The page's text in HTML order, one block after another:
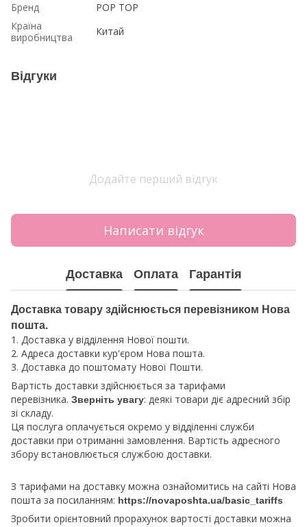
Бренд
POP TOP
Країна
виробництва
Китай
Відгуки
Додайте перший відгук
Написати відгук
Доставка Оплата Гарантія
Доставка товару здійснюється перевізником Нова
пошта.
1. Доставка у відділення Нової пошти.
2. Адреса доставки кур'єром Нова пошта.
3. Доставка до поштомату Нової Пошти.
Вартість доставки здійснюється за тарифами
перевізника. Зверніть увагу: деякі товари діє адресний збір
зі складу.
Ця послуга оплачується окремо у відділенні служби
доставки при отриманні замовлення. Вартість адресного
збору встановлюється службою доставки.
З тарифами на доставку можна ознайомитись на сайті Нова
пошта за посиланням: https://novaposhta.ua/basic_tariffs
Зробити орієнтовний прорахунок вартості доставки можна